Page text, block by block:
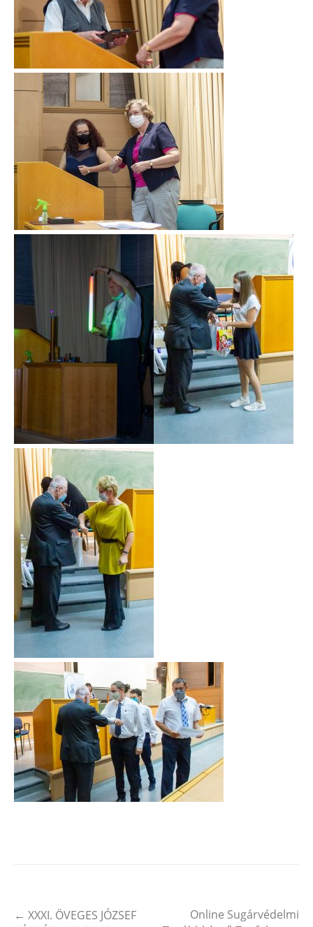
← XXXI. ÖVEGES JÓZSEF
Online Sugárvédelmi